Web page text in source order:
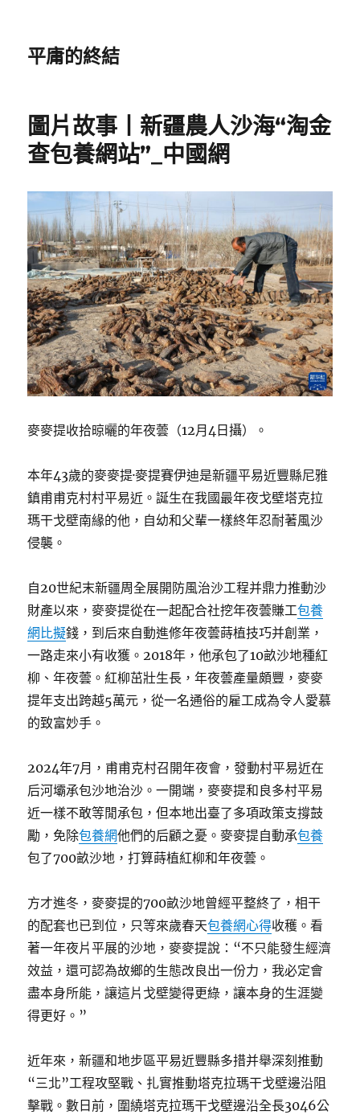
平庸的終結
圖片故事丨新疆農人沙海“淘金
查包養網站”_中國網
麥麥提收拾晾曬的年夜蕓（12月4日攝）。
本年43歲的麥麥提·麥提賽伊迪是新疆平易近豐縣尼雅
鎮甫甫克村村平易近。誕生在我國最年夜戈壁塔克拉
瑪干戈壁南緣的他，自幼和父輩一樣終年忍耐著風沙
侵襲。
自20世紀末新疆周全展開防風治沙工程并鼎力推動沙
財產以來，麥麥提從在一起配合社挖年夜蕓賺工包養
網比擬錢，到后來自動進修年夜蕓蒔植技巧并創業，
一路走來小有收獲。2018年，他承包了10畝沙地種紅
柳、年夜蕓。紅柳茁壯生長，年夜蕓產量頗豐，麥麥
提年支出跨越5萬元，從一名通俗的雇工成為令人愛慕
的致富妙手。
2024年7月，甫甫克村召開年夜會，發動村平易近在
后河壩承包沙地治沙。一開端，麥麥提和良多村平易
近一樣不敢等閒承包，但本地出臺了多項政策支撐鼓
勵，免除包養網他們的后顧之憂。麥麥提自動承包養
包了700畝沙地，打算蒔植紅柳和年夜蕓。
方才進冬，麥麥提的700畝沙地曾經平整終了，相干
的配套也已到位，只等來歲春天包養網心得收穫。看
著一年夜片平展的沙地，麥麥提說：“不只能發生經濟
效益，還可認為故鄉的生態改良出一份力，我必定會
盡本身所能，讓這片戈壁變得更綠，讓本身的生涯變
得更好。”
近年來，新疆和地步區平易近豐縣多措并舉深刻推動
“三北”工程攻堅戰、扎實推動塔克拉瑪干戈壁邊沿阻
擊戰。數日前，圍繞塔克拉瑪干戈壁邊沿全長3046公